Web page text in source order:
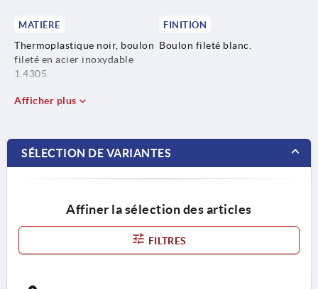
MATIÈRE
Thermoplastique noir, boulon
fileté en acier inoxydable
1.4305.
FINITION
Boulon fileté blanc.
Afficher plus
SÉLECTION DE VARIANTES
Affiner la sélection des articles
FILTRES